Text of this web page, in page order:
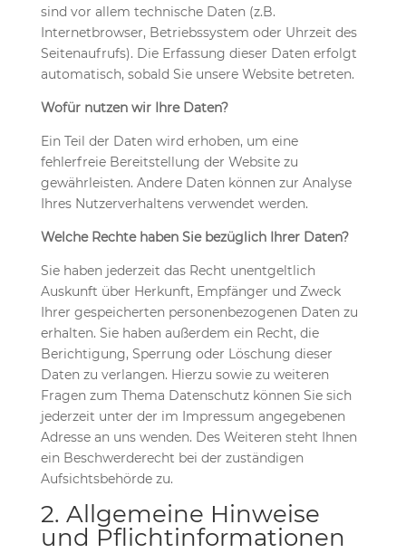
sind vor allem technische Daten (z.B.
Internetbrowser, Betriebssystem oder Uhrzeit des
Seitenaufrufs). Die Erfassung dieser Daten erfolgt
automatisch, sobald Sie unsere Website betreten.
Wofür nutzen wir Ihre Daten?
Ein Teil der Daten wird erhoben, um eine
fehlerfreie Bereitstellung der Website zu
gewährleisten. Andere Daten können zur Analyse
Ihres Nutzerverhaltens verwendet werden.
Welche Rechte haben Sie bezüglich Ihrer Daten?
Sie haben jederzeit das Recht unentgeltlich
Auskunft über Herkunft, Empfänger und Zweck
Ihrer gespeicherten personenbezogenen Daten zu
erhalten. Sie haben außerdem ein Recht, die
Berichtigung, Sperrung oder Löschung dieser
Daten zu verlangen. Hierzu sowie zu weiteren
Fragen zum Thema Datenschutz können Sie sich
jederzeit unter der im Impressum angegebenen
Adresse an uns wenden. Des Weiteren steht Ihnen
ein Beschwerderecht bei der zuständigen
Aufsichtsbehörde zu.
2. Allgemeine Hinweise
und Pflichtinformationen